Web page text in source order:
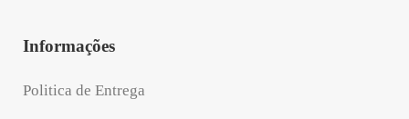
Informações
Politica de Entrega